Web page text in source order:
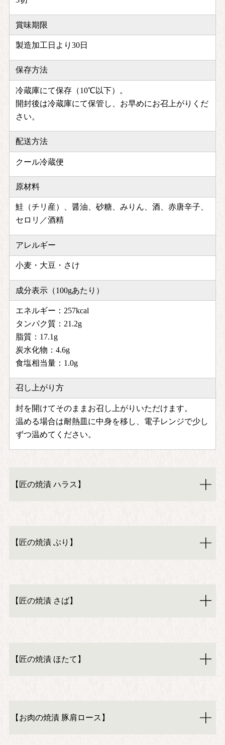
賞味期限
製造加工日より30日
保存方法
冷蔵庫にて保存（10℃以下）。
開封後は冷蔵庫にて保管し、お早めにお召上がりくだ
さい。
配送方法
クール冷蔵便
原材料
鮭（チリ産）、醤油、砂糖、みりん、酒、赤唐辛子、
セロリ／酒精
アレルギー
小麦・大豆・さけ
成分表示（100gあたり）
エネルギー：257kcal
タンパク質：21.2g
脂質：17.1g
炭水化物：4.6g
食塩相当量：1.0g
召し上がり方
封を開けてそのままお召し上がりいただけます。
温める場合は耐熱皿に中身を移し、電子レンジで少し
ずつ温めてください。
【匠の焼漬 ハラス】
【匠の焼漬 ぶり】
【匠の焼漬 さば】
【匠の焼漬 ほたて】
【お肉の焼漬 豚肩ロース】